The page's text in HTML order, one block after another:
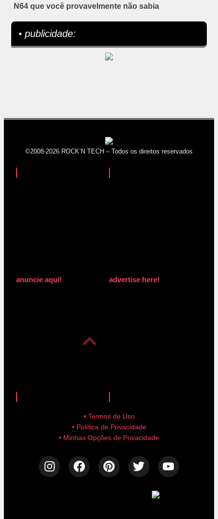
N64 que você provavelmente não sabia
• publicidade:
©2008-2026 ROCK’N TECH – Todos os direitos reservados
anuncie aqui! advertise here!
• Termos de Uso
• Política de Privacidade
• Minhas Opções de Privacidade